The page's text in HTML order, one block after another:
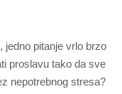
jedno pitanje vrlo brzo
proslavu tako da sve
nepotrebnog stresa?